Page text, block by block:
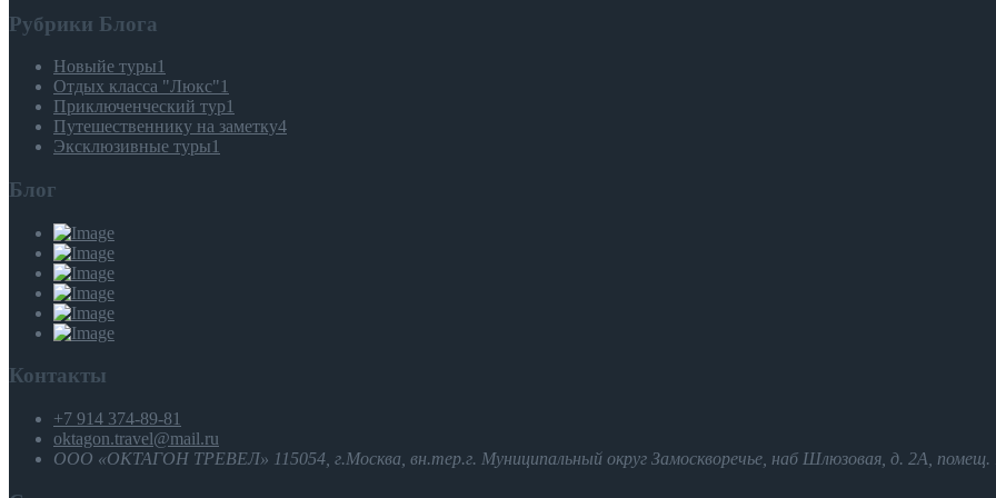
Рубрики Блога
Новыйе туры1
Отдых класса "Люкс"1
Приключенческий тур1
Путешественнику на заметку4
Эксклюзивные туры1
Блог
Контакты
+7 914 374-89-81
oktagon.travel@mail.ru
ООО «ОКТАГОН ТРЕВЕЛ» 115054, г.Москва, вн.тер.г. Муниципальный округ Замоскворечье, наб Шлюзовая, д. 2А, помещ.